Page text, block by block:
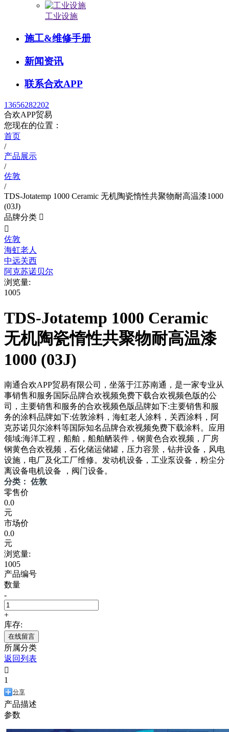
工业设施
施工&维修手册
新闻资讯
联系合欢APP
13656282202
合欢APP贸易
您现在的位置：
首页
/
产品展示
/
佐敦
/
TDS-Jotatemp 1000 Ceramic 无机陶瓷惰性共聚物耐高温漆1000
(03J)
品牌分类 

佐敦
海虹老人
中远关西
阿克苏诺贝尔
浏览量:
1005
TDS-Jotatemp 1000 Ceramic
无机陶瓷惰性共聚物耐高温漆
1000 (03J)
南通合欢APP贸易有限公司，坐落于江苏南通，是一家专业从
事销售和服务国际品牌合欢视频免费下载合欢视频色版的公
司，主要销售和服务的合欢视频色版品牌如下:主要销售和服
务的涂料品牌如下:佐敦涂料，海虹老人涂料，关西涂料，阿
克苏诺贝尔涂料等国际知名品牌合欢视频免费下载涂料。应用
领域:海洋工程，船舶，船舶舾装件，钢黄色合欢视频，厂房
钢黄色合欢视频，石化储运储罐，压力容景，钻井设备，风电
设施，电厂及化工厂维修。发动机设备，工业泵设备，粉尘分
离设备电机设备 ，阀门设备。
分类： 佐敦
零售价
0.0
元
市场价
0.0
元
浏览量:
1005
产品编号
数量
-
+
库存:
在线留言
所属分类
返回列表

1
分享
产品描述
参数